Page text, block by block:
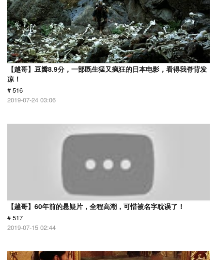
【越哥】豆瓣8.9分，一部既生猛又疯狂的日本电影，看得我脊背发
凉！
# 516
2019-07-24 03:06
【越哥】60年前的悬疑片，全程高潮，可惜被名字耽误了！
# 517
2019-07-15 02:44